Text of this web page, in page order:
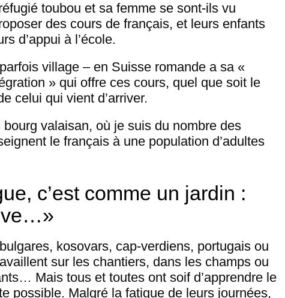
toubou et sa femme se sont-ils vu
des cours de français, et leurs enfants
d’appui à l’école.
village – en Suisse romande a sa «
» qui offre ces cours, quel que soit le
celui qui vient d’arriver.
valaisan, où je suis du nombre des
le français à une population d’adultes
c’est comme un jardin :
kosovars, cap-verdiens, portugais ou
sur les chantiers, dans les champs ou
Mais tous et toutes ont soif d’apprendre le
possible. Malgré la fatigue de leurs journées,